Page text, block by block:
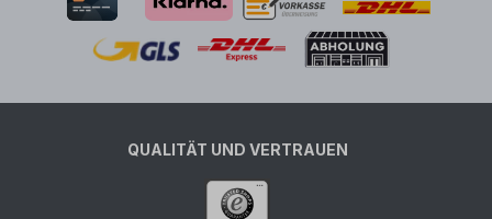
QUALITÄT UND VERTRAUEN